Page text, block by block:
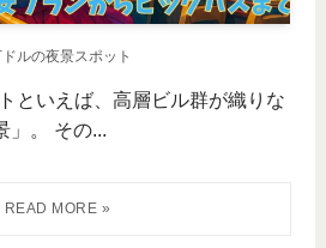
ルの夜景スポット
といえば、高層ビル群が織りな
」。 その...